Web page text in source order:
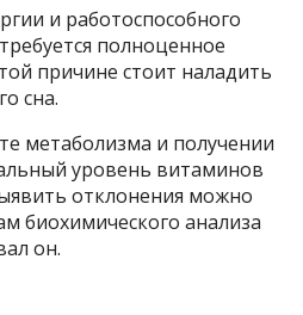
и работоспособного
полноценное
причине стоит наладить
сна.
метаболизма и получении
уровень витаминов
отклонения можно
биохимического анализа
он.